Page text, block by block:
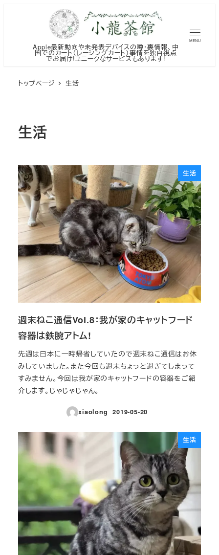
Apple最新動向や未発表デバイスの噂・裏情報、中
国でのカート（レーシングカート）事情を独自視点
でお届け!ユニークなサービスもあります!
MENU
トップページ 生活
生活
生活
週末ねこ通信Vol.8：我が家のキャットフード
容器は鉄腕アトム!
先週は日本に一時帰省していたので週末ねこ通信はお休
みしていました。また今回も週末ちょっと過ぎてしまって
すみません。今回は我が家のキャットフードの容器をご紹
介します。じゃじゃじゃん。
xiaolong
投稿日
2019-05-20
生活